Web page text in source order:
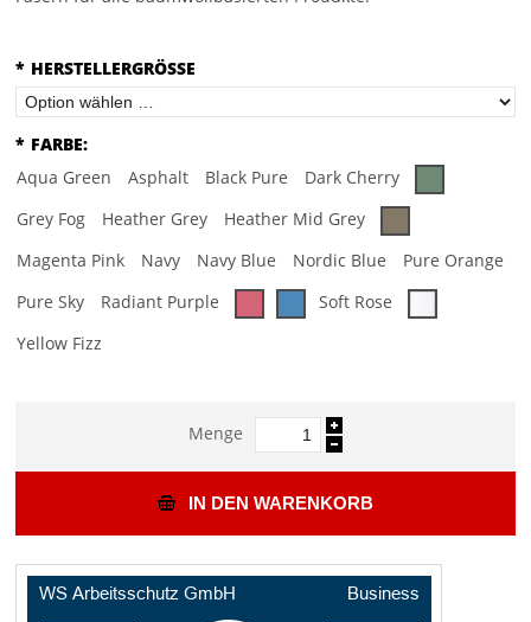
* HERSTELLERGRÖSSE
* FARBE:
Aqua Green
Asphalt Black Pure
Dark Cherry
Grey Fog
Heather Grey
Heather Mid Grey
Magenta Pink
Navy Navy Blue Nordic Blue
Pure Orange
Pure Sky
Radiant Purple
Soft Rose
Yellow Fizz
Menge
IN DEN WARENKORB